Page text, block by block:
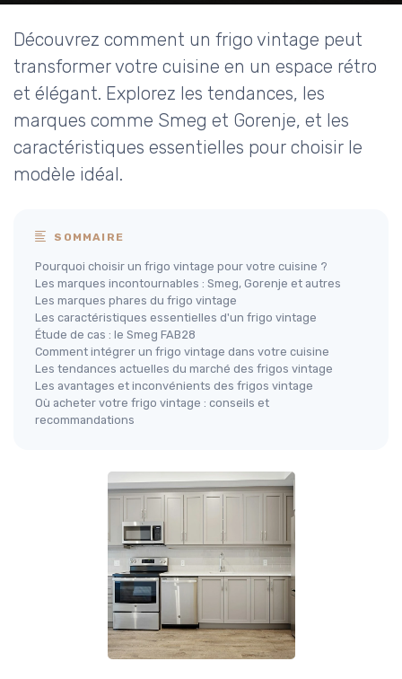
Découvrez comment un frigo vintage peut
transformer votre cuisine en un espace rétro
et élégant. Explorez les tendances, les
marques comme Smeg et Gorenje, et les
caractéristiques essentielles pour choisir le
modèle idéal.
SOMMAIRE
Pourquoi choisir un frigo vintage pour votre cuisine ?
Les marques incontournables : Smeg, Gorenje et autres
Les marques phares du frigo vintage
Les caractéristiques essentielles d'un frigo vintage
Étude de cas : le Smeg FAB28
Comment intégrer un frigo vintage dans votre cuisine
Les tendances actuelles du marché des frigos vintage
Les avantages et inconvénients des frigos vintage
Où acheter votre frigo vintage : conseils et
recommandations